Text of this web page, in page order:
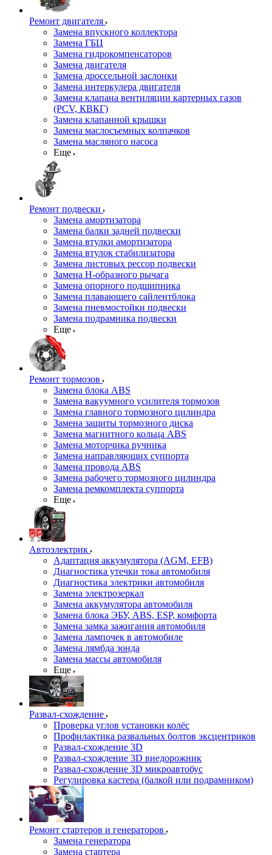
Ремонт двигателя
Замена впускного коллектора
Замена ГБЦ
Замена гидрокомпенсаторов
Замена двигателя
Замена дроссельной заслонки
Замена интеркулера двигателя
Замена клапана вентиляции картерных газов
(PCV, КВКГ)
Замена клапанной крышки
Замена маслосъемных колпачков
Замена масляного насоса
Еще
Ремонт подвески
Замена амортизатора
Замена балки задней подвески
Замена втулки амортизатора
Замена втулок стабилизатора
Замена листовых рессор подвески
Замена Н-образного рычага
Замена опорного подшипника
Замена плавающего сайлентблока
Замена пневмостойки подвески
Замена подрамника подвески
Еще
Ремонт тормозов
Замена блока ABS
Замена вакуумного усилителя тормозов
Замена главного тормозного цилиндра
Замена защиты тормозного диска
Замена магнитного кольца ABS
Замена моторчика ручника
Замена направляющих суппорта
Замена провода ABS
Замена рабочего тормозного цилиндра
Замена ремкомплекта суппорта
Еще
Автоэлектрик
Адаптация аккумулятора (AGM, EFB)
Диагностика утечки тока автомобиля
Диагностика электрики автомобиля
Замена электрозеркал
Замена аккумулятора автомобиля
Замена блока ЭБУ, ABS, ESP, комфорта
Замена замка зажигания автомобиля
Замена лампочек в автомобиле
Замена лямбда зонда
Замена массы автомобиля
Еще
Развал-схождение
Проверка углов установки колёс
Профилактика развальных болтов эксцентриков
Развал-схождение 3D
Развал-схождение 3D внедорожник
Развал-схождение 3D микроавтобус
Регулировка кастера (балкой или подрамником)
Ремонт стартеров и генераторов
Замена генератора
Замена стартера